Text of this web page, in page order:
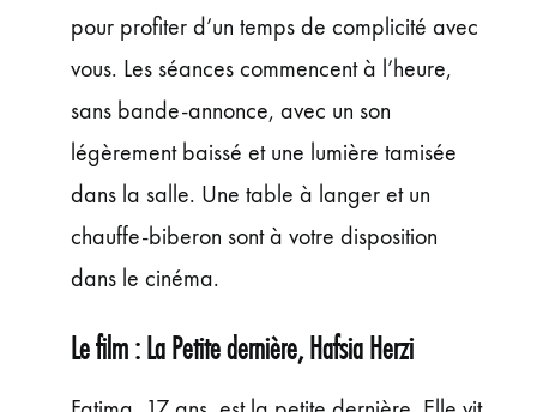
pour profiter d’un temps de complicité avec
vous. Les séances commencent à l’heure,
sans bande-annonce, avec un son
légèrement baissé et une lumière tamisée
dans la salle. Une table à langer et un
chauffe-biberon sont à votre disposition
dans le cinéma.
Le film : La Petite dernière, Hafsia Herzi